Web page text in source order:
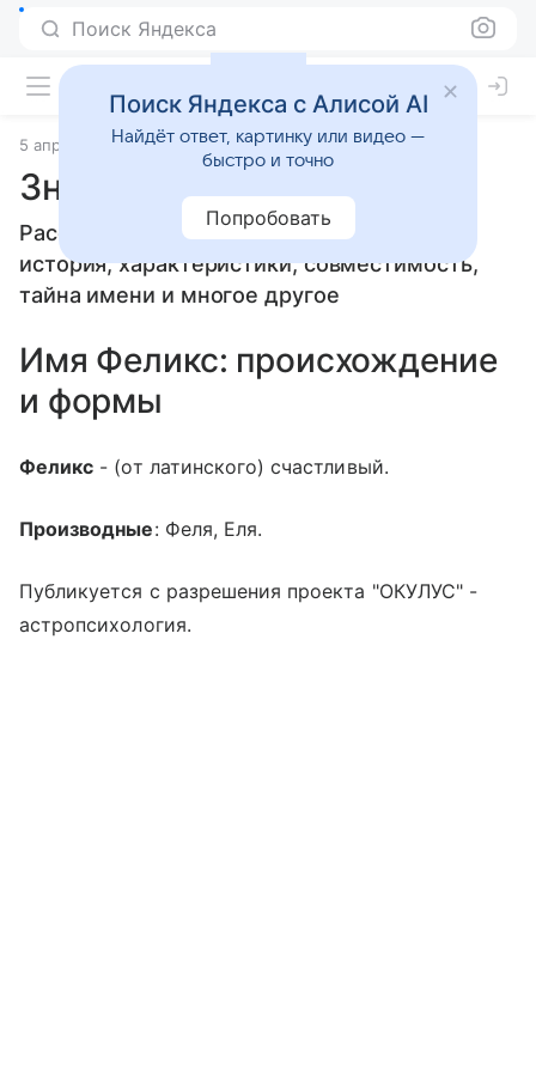
Поиск Яндекса
5 апреля 2010 Значение имени
Значение имени Феликс
Расскажем, что означает имя Феликс:
история, характеристики, совместимость,
тайна имени и многое другое
Имя Феликс: происхождение
и формы
Феликс - (от латинского) счастливый.
Производные: Феля, Еля.
Публикуется с разрешения проекта "ОКУЛУС" -
астропсихология.
Поиск Яндекса с Алисой AI
Найдёт ответ, картинку или видео —
быстро и точно
Попробовать